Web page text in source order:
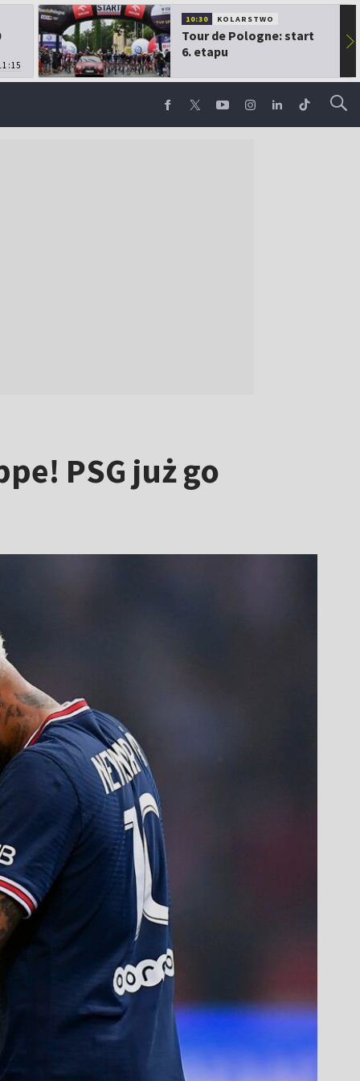
10:30 KOLARSTWO
Tour de Pologne: start
6. etapu
▶
PSG już go